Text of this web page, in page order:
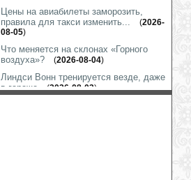
Цены на авиабилеты заморозить,
правила для такси изменить...
(2026-
08-05)
Что меняется на склонах «Горного
воздуха»?
(2026-08-04)
Линдси Вонн тренируется везде, даже
в гараже(2026-08-03)